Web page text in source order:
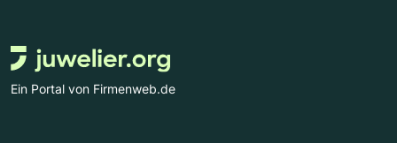
Ein Portal von Firmenweb.de